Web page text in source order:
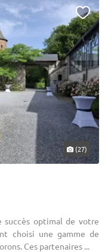
(27)
succès optimal de votre
choisi une gamme de
Ces partenaires ...